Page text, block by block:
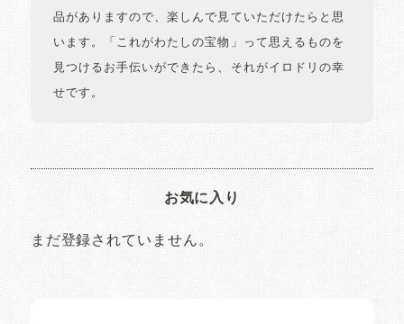
品がありますので、楽しんで見ていただけたらと思
います。「これがわたしの宝物」って思えるものを
見つけるお手伝いができたら、それがイロドリの幸
せです。
お気に入り
まだ登録されていません。